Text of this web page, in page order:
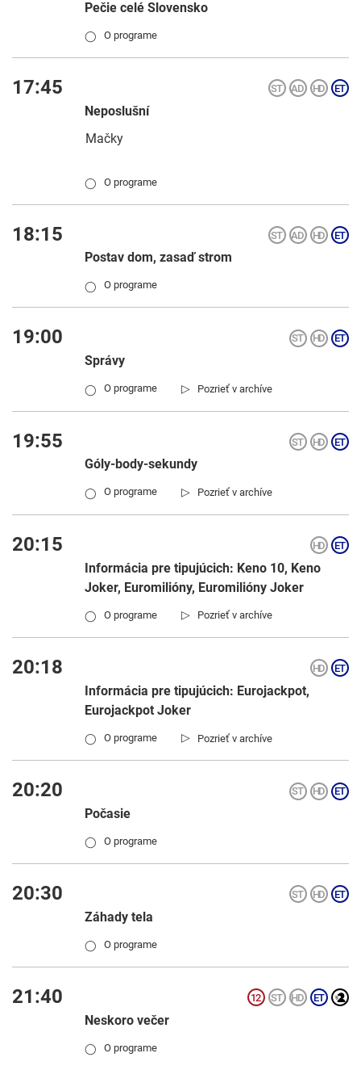
Pečie celé Slovensko
◯ O programe
17:45
Neposlušní
Mačky
◯ O programe
18:15
Postav dom, zasaď strom
◯ O programe
19:00
Správy
▷ Pozrieť v archíve
◯ O programe
19:55
Góly-body-sekundy
▷ Pozrieť v archíve
◯ O programe
20:15
Informácia pre tipujúcich: Keno 10, Keno
Joker, Euromilióny, Euromilióny Joker
▷ Pozrieť v archíve
◯ O programe
20:18
Informácia pre tipujúcich: Eurojackpot,
Eurojackpot Joker
▷ Pozrieť v archíve
◯ O programe
20:20
Počasie
◯ O programe
20:30
Záhady tela
◯ O programe
21:40
Neskoro večer
◯ O programe